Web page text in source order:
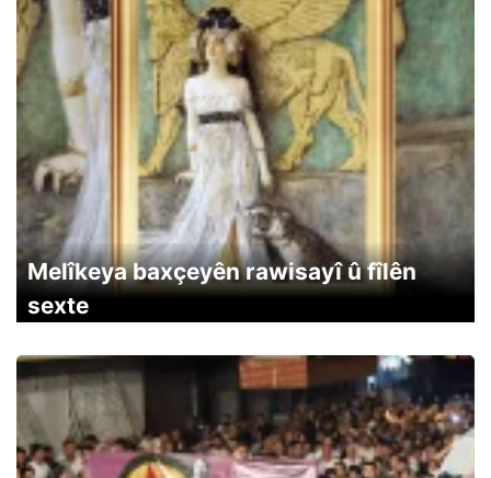
Melîkeya baxçeyên rawisayî û fîlên
sexte